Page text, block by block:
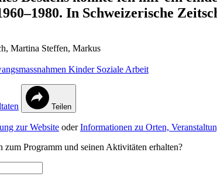
In Schweizerische
Martina Steffen, Markus
Kinder Soziale Arbeit
Teilen
zur Website oderInformationen zu Orten,
zum Programm und seinen Aktivitäten erhalten?